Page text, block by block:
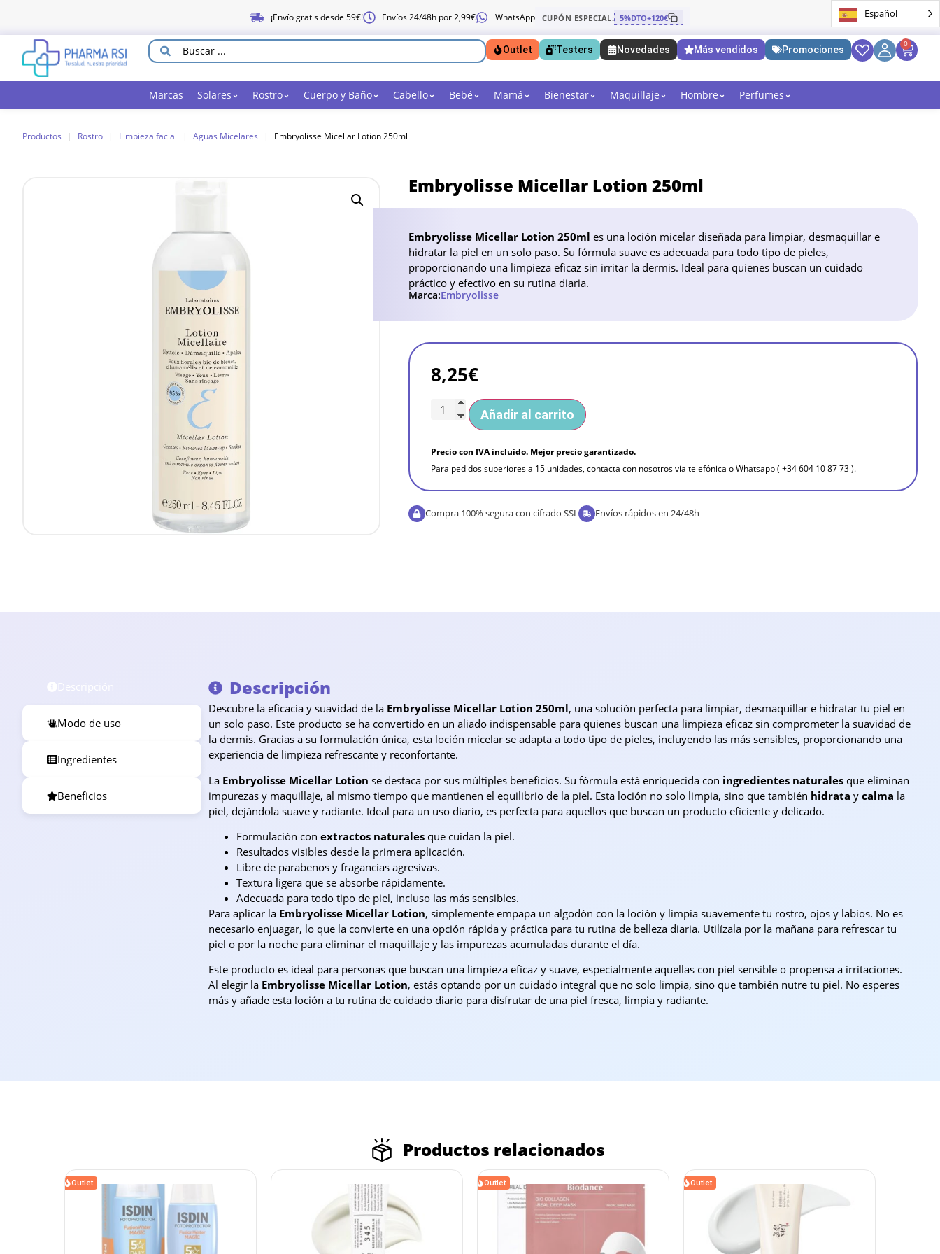
¡Envío gratis desde 59€! Envíos 24/48h por 2,99€ WhatsApp CUPÓN ESPECIAL: 5%DTO+120€ Español
Outlet Testers Novedades Más vendidos Promociones
0
Marcas Solares Rostro Cuerpo y Baño Cabello Bebé Mamá Bienestar Maquillaje Hombre Perfumes
Productos | Rostro | Limpieza facial | Aguas Micelares | Embryolisse Micellar Lotion 250ml
Embryolisse Micellar Lotion 250ml
Embryolisse Micellar Lotion 250ml es una loción micelar diseñada para limpiar, desmaquillar e
hidratar la piel en un solo paso. Su fórmula suave es adecuada para todo tipo de pieles,
proporcionando una limpieza eficaz sin irritar la dermis. Ideal para quienes buscan un cuidado
práctico y efectivo en su rutina diaria.
Marca:Embryolisse
8,25€
Añadir al carrito
Precio con IVA incluído. Mejor precio garantizado.
Para pedidos superiores a 15 unidades, contacta con nosotros via telefónica o Whatsapp ( +34 604 10 87 73 ).
Compra 100% segura con cifrado SSL Envíos rápidos en 24/48h
Modo de uso
Ingredientes
Beneficios
Descripción
Descubre la eficacia y suavidad de la Embryolisse Micellar Lotion 250ml, una solución perfecta para limpiar, desmaquillar e hidratar tu piel en
un solo paso. Este producto se ha convertido en un aliado indispensable para quienes buscan una limpieza eficaz sin comprometer la suavidad de
la dermis. Gracias a su formulación única, esta loción micelar se adapta a todo tipo de pieles, incluyendo las más sensibles, proporcionando una
experiencia de limpieza refrescante y reconfortante.
La Embryolisse Micellar Lotion se destaca por sus múltiples beneficios. Su fórmula está enriquecida con ingredientes naturales que eliminan
impurezas y maquillaje, al mismo tiempo que mantienen el equilibrio de la piel. Esta loción no solo limpia, sino que también hidrata y calma la
piel, dejándola suave y radiante. Ideal para un uso diario, es perfecta para aquellos que buscan un producto eficiente y delicado.
Formulación con extractos naturales que cuidan la piel.
Resultados visibles desde la primera aplicación.
Libre de parabenos y fragancias agresivas.
Textura ligera que se absorbe rápidamente.
Adecuada para todo tipo de piel, incluso las más sensibles.
Para aplicar la Embryolisse Micellar Lotion, simplemente empapa un algodón con la loción y limpia suavemente tu rostro, ojos y labios. No es
necesario enjuagar, lo que la convierte en una opción rápida y práctica para tu rutina de belleza diaria. Utilízala por la mañana para refrescar tu
piel o por la noche para eliminar el maquillaje y las impurezas acumuladas durante el día.
Este producto es ideal para personas que buscan una limpieza eficaz y suave, especialmente aquellas con piel sensible o propensa a irritaciones.
Al elegir la Embryolisse Micellar Lotion, estás optando por un cuidado integral que no solo limpia, sino que también nutre tu piel. No esperes
más y añade esta loción a tu rutina de cuidado diario para disfrutar de una piel fresca, limpia y radiante.
Productos relacionados
Outlet Outlet